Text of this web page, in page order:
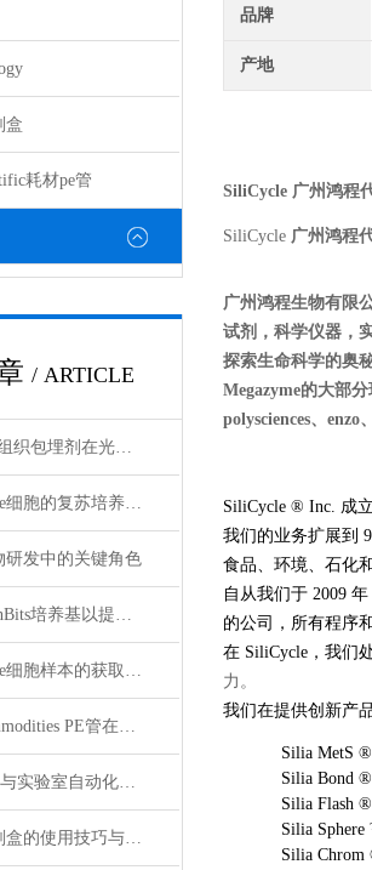
盒
耗材pe管
/ ARTICLE
Ted Pella生物组织包埋剂在光镜与电镜联用技术中的应用
Coriell Institute细胞的复苏培养与质量控制规范
研发中的关键角色
如何优化BrainBits培养基以提高实验效果？
Coriell Institute细胞样本的获取与应用指南
Scientific Commodities PE管在环保实验中的作用
TEDPella服务与实验室自动化设备的整合
Megazyme试剂盒的使用技巧与实验优化方法
品牌
产地
SiliCycle 广州鸿程
SiliCycle 广州鸿程
广州鸿程生物有限
试剂，科学仪器，
探索生命科学的奥
Megazyme的大部
polysciences、
SiliCycle ® Inc. 成
我们的业务扩展到
食品、环境、石化
自从我们于 2009
的公司，所有程序
在 SiliCycle，我们
力。
我们在提供创新产
Silia MetS
Silia Bond
Silia Flash
Silia
Silia